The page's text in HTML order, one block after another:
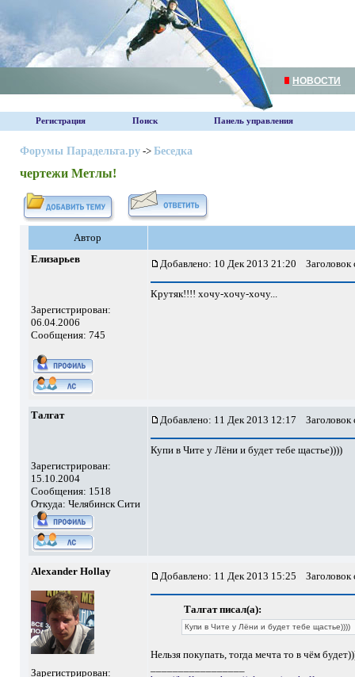
НОВОСТИ
Регистрация Поиск Панель управления
Форумы Парадельта.ру-> Беседка
чертежи Метлы!
Автор
Елизарьев
Зарегистрирован:
06.04.2006
Сообщения: 745
Добавлено: 10 Дек 2013 21:20
Крутяк!!!! хочу-хочу-хочу...
Талгат
Зарегистрирован:
15.10.2004
Сообщения: 1518
Откуда: Челябинск Сити
Добавлено: 11 Дек 2013 12:17
Купи в Чите у Лёни и будет тебе щастье))))
Alexander Hollay
Зарегистрирован:
Добавлено: 11 Дек 2013 15:25
Талгат писал(а):
Купи в Чите у Лёни и будет тебе щастье))))
Нельзя покупать, тогда мечта то в чём